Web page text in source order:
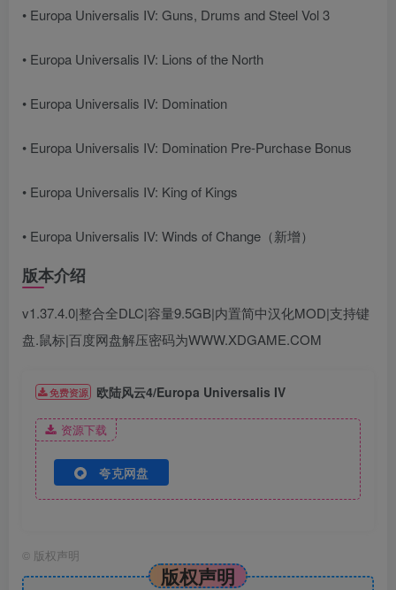
• Europa Universalis IV: Guns, Drums and Steel Vol 3
• Europa Universalis IV: Lions of the North
• Europa Universalis IV: Domination
• Europa Universalis IV: Domination Pre-Purchase Bonus
• Europa Universalis IV: King of Kings
• Europa Universalis IV: Winds of Change （新增）
版本介绍
v1.37.4.0|整合全DLC|容量9.5GB|内置简中汉化MOD|支持键
盘.鼠标|百度网盘解压密码为WWW.XDGAME.COM
免费资源 欧陆风云4/Europa Universalis IV
资源下载
夸克网盘
© 版权声明
版权声明